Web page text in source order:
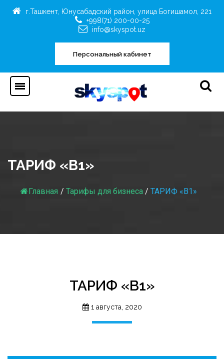
г.Ташкент, Юнусабадский район, улица Богишамол, 221
+998(71) 200-00-25
info@skyspot.uz
Персональный кабинет
ТАРИФ «B1»
Главная / Тарифы для бизнеса / ТАРИФ «B1»
ТАРИФ «B1»
1 августа, 2020